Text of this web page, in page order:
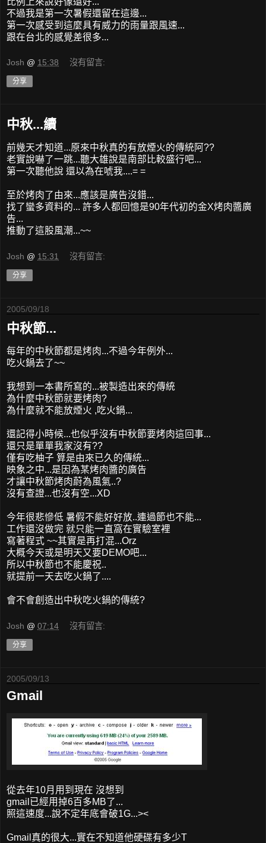
不過我是第一次暑假還留在這邊...
第一次感受到這麼具有威力的雨量跟風速...
跟在台北的感覺差很多...
Josh @ 15:38 沒有留言:
分享
中秋...續
前幾天才知道...原來中秋真的有放煙火的傳統阿??
老實說嚇了一跳...聽大雄說是南部比較盛行吧...
第一次聽他說 還以為在唬我....= =
至於烤肉了由來...應該是廣告沒錯...
找了蠻多資料的... 許多人都回憶是90年代初的金X烤肉醬廣
告...
推動了這股風潮...~~
Josh @ 15:31 沒有留言:
分享
2005/09/18
中秋節...
每年的中秋節都是烤肉...不過今年例外...
吃火鍋去了~~
我想到一本書所寫的...被製造出來的傳統
為什麼中秋節就要烤肉?
為什麼就不能放煙火 ,吃火鍋...
還記得小時候...也似乎沒有中秋節要烤肉這回事...
還只是單單我家沒有??
僅有吃柚子 算是由來已久的傳統...
映象之中...是因為某烤肉醬的廣告
才讓中秋節烤肉蔚為風氣..?
沒有查證...也沒有空...XD
今年很悲慘低 暑假不能好好放..連過節也不能...
工作還沒做完 就只能一直窩在實驗室裡
寫著程式 ~~其實是再打混...Orz
大概今天或是明天又要DEMO吧...
所以中秋節也不能慶祝..
就提前一天去吃火鍋了....
會不會創造出中秋吃火鍋的傳統?
Josh @ 07:14 沒有留言:
分享
2005/09/13
Gmail
從去年10月用到現在 沒想到
gmail已經用掉6百多MB了...
照這速度...說不定年底會破1G...><
Gmail真的很大...實在不知道他硬碟有多少T